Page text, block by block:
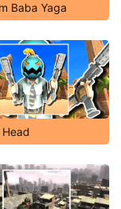
Baba Yaga
Head